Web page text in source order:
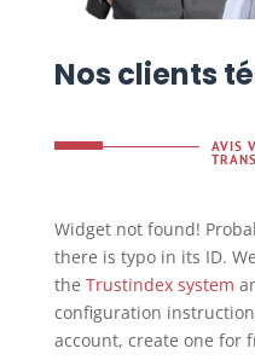
Nos clients
AVIS
Widget not found!
there is typo in its ID.
the Trustindex system
configuration
account, create one for